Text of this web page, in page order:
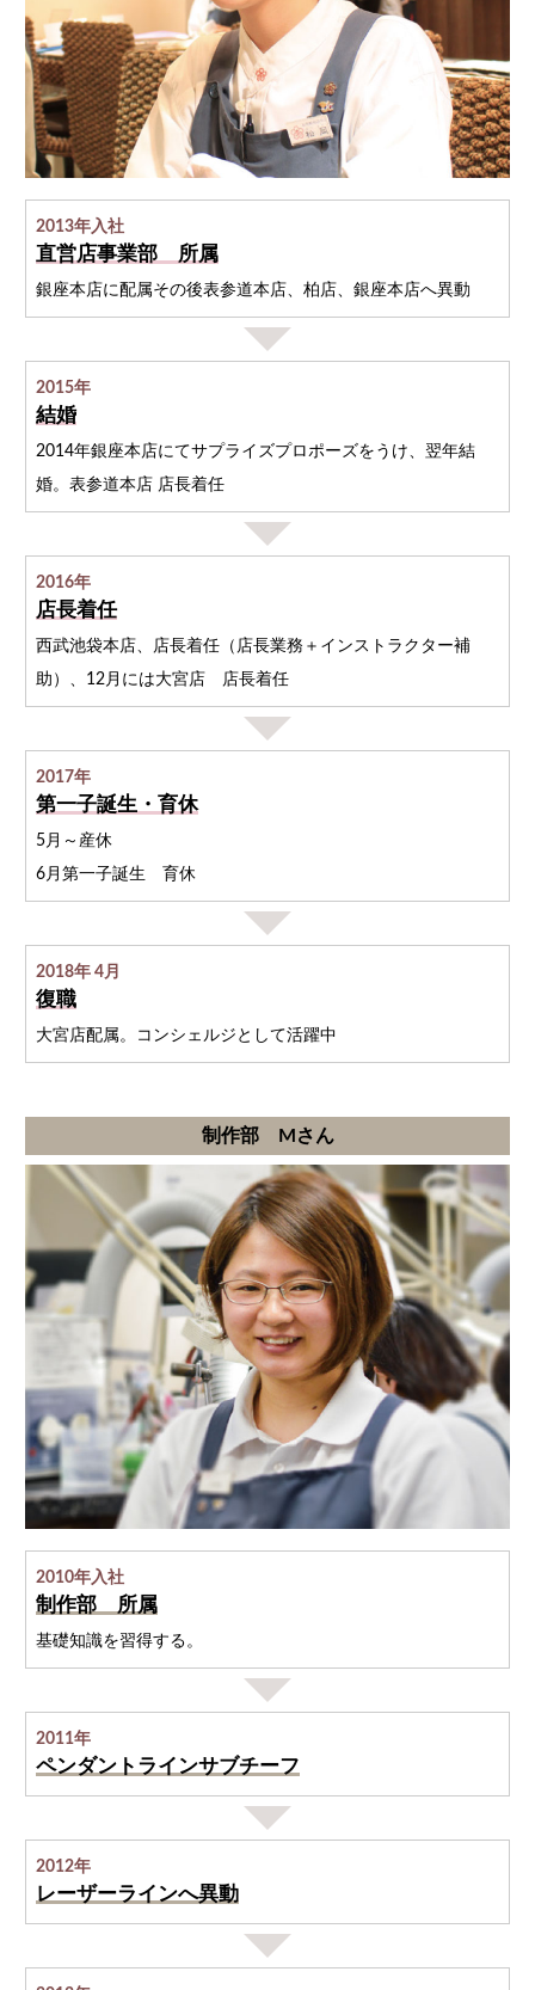
2013年入社
直営店事業部 所属
銀座本店に配属その後表参道本店、柏店、銀座本店へ異動
2015年
結婚
2014年銀座本店にてサプライズプロポーズをうけ、翌年結
婚。表参道本店 店長着任
2016年
店長着任
西武池袋本店、店長着任（店長業務＋インストラクター補
助）、12月には大宮店 店長着任
2017年
第一子誕生・育休
5月～産休
6月第一子誕生 育休
2018年 4月
復職
大宮店配属。コンシェルジとして活躍中
制作部 Mさん
2010年入社
制作部 所属
基礎知識を習得する。
2011年
ペンダントラインサブチーフ
2012年
レーザーラインへ異動